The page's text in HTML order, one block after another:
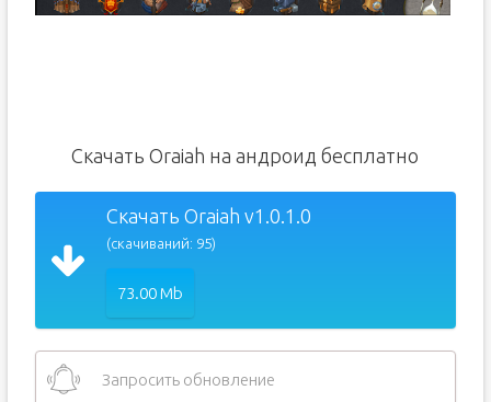
Скачать Oraiah на андроид бесплатно
Скачать Oraiah v1.0.1.0
(скачиваний: 95)
73.00 Mb
Запросить обновление